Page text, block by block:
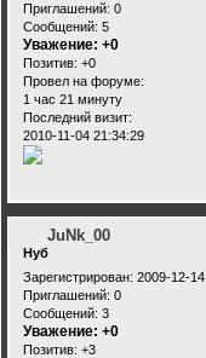
Приглашений: 0
Сообщений: 5
Уважение: +0
Позитив: +0
Провел на форуме:
1 час 21 минуту
Последний визит:
2010-11-04 21:34:29
JuNk_00
Нуб
Зарегистрирован: 2009-12-14
Приглашений: 0
Сообщений: 3
Уважение: +0
Позитив: +3